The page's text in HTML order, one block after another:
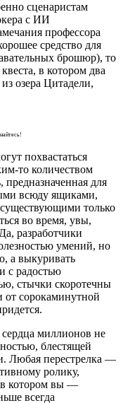
сценаристам
с ИИ
профессора
средство для
брошюр), то
в котором два
озера Цитадели,
похвастаться
то количеством
для
всюду ящиками,
только
во время, увы,
разработчики
умений, но
а выкуривать
с радостью
стычки скоротечны
от сорокаминутной
миллионов не
блестящей
Любая перестрелка —
ролику,
в котором вы —
всегда